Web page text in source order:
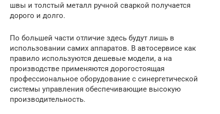
швы и толстый металл ручной сваркой получается
дорого и долго.
По большей части отличие здесь будут лишь в
использовании самих аппаратов. В автосервисе как
правило используются дешевые модели, а на
производстве применяются дорогостоящая
профессиональное оборудование с синергетической
системы управления обеспечивающие высокую
производительность.